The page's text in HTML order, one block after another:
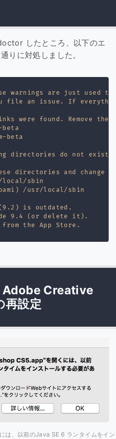
したところ、以下のエ
りに対処しました。
warnings are just used to
file an issue. If
were found. Remove
beta
beta
directories do not exist:
directories and change
local/sbin
/usr/local/sbin
(9.2) is outdated.
9.4 (or delete it).
Creative
再設定
、以前のJava SE 6 ランタイムをイン